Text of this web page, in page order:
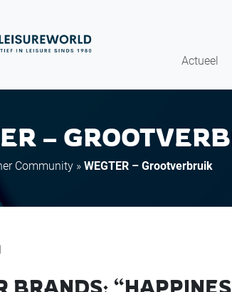
Actueel
–
Community » WEGTER – Grootverbruik